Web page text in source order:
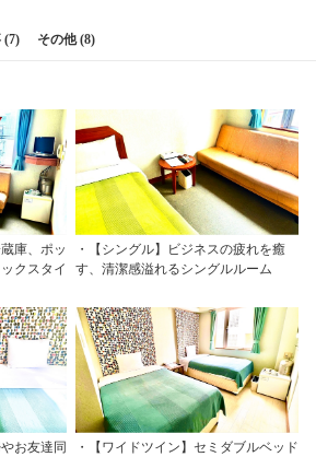
(7) その他 (8)
庫、ポッ
クスタイ
・【シングル】ビジネスの疲れを癒
す、清潔感溢れるシングルルーム
お友達同
・【ワイドツイン】セミダブルベッド